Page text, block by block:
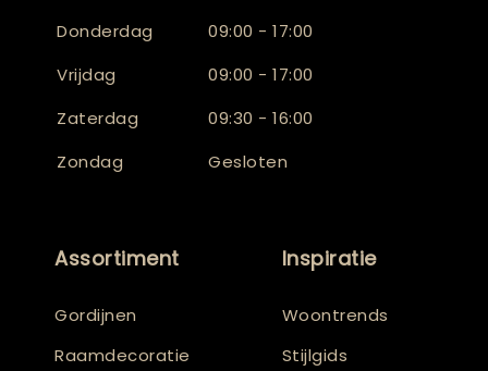
Donderdag
09:00 - 17:00
Vrijdag
09:00 - 17:00
Zaterdag
09:30 - 16:00
Zondag
Gesloten
Assortiment
Gordijnen
Raamdecoratie
Inspiratie
Woontrends
Stijlgids